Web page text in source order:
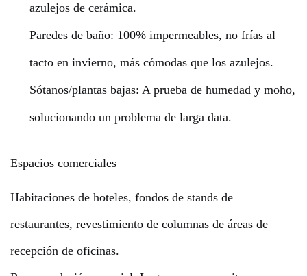
azulejos de cerámica.
Paredes de baño: 100% impermeables, no frías al
tacto en invierno, más cómodas que los azulejos.
Sótanos/plantas bajas: A prueba de humedad y moho,
solucionando un problema de larga data.
Espacios comerciales
Habitaciones de hoteles, fondos de stands de
restaurantes, revestimiento de columnas de áreas de
recepción de oficinas.